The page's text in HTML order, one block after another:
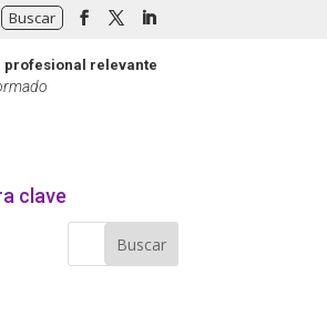
profesional relevante
clave